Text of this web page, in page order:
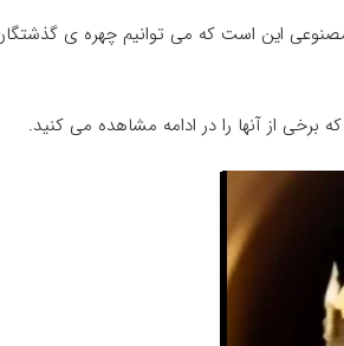
این است که می توانیم چهره ی
از آنها را در ادامه مشاهده می کنید.